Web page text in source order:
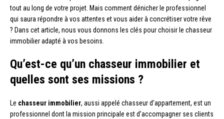
tout au long de votre projet. Mais comment dénicher le professionnel
qui saura répondre à vos attentes et vous aider à concrétiser votre rêve
? Dans cet article, nous vous donnons les clés pour choisir le chasseur
immobilier adapté à vos besoins.
Qu’est-ce qu’un chasseur immobilier et
quelles sont ses missions ?
Le chasseur immobilier, aussi appelé chasseur d’appartement, est un
professionnel dont la mission principale est d’accompagner ses clients